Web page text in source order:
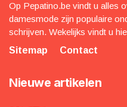
Op Pepatino.be vindt u alles
damesmode zijn populaire
schrijven. Wekelijks vindt u
Sitemap
Contact
Nieuwe artikelen